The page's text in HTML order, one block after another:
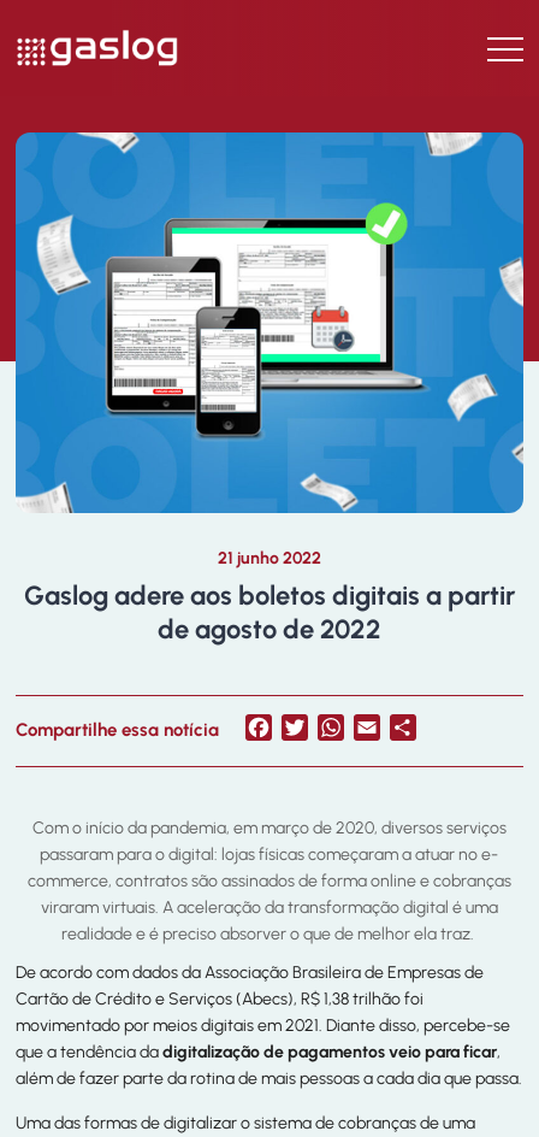
21 junho 2022
Gaslog adere aos boletos digitais a partir
de agosto de 2022
Compartilhe essa notícia FacebookTwitterWhatsApp
Email
Com o início da pandemia, em março de 2020, diversos serviços
passaram para o digital: lojas físicas começaram a atuar no e-
commerce, contratos são assinados de forma online e cobranças
viraram virtuais. A aceleração da transformação digital é uma
realidade e é preciso absorver o que de melhor ela traz.
De acordo com dados da Associação Brasileira de Empresas de
Cartão de Crédito e Serviços (Abecs), R$ 1,38 trilhão foi
movimentado por meios digitais em 2021. Diante disso, percebe-se
que a tendência dadigitalização de pagamentos veio para ficar,
além de fazer parte da rotina de mais pessoas a cada dia que passa.
Uma das formas de digitalizar o sistema de cobranças de uma